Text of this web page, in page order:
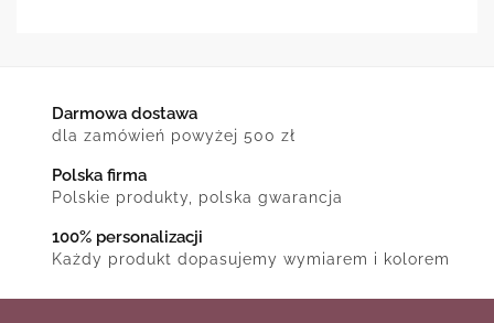
Darmowa dostawa
dla zamówień powyżej 500 zł
Polska firma
Polskie produkty, polska gwarancja
100% personalizacji
Każdy produkt dopasujemy wymiarem i kolorem